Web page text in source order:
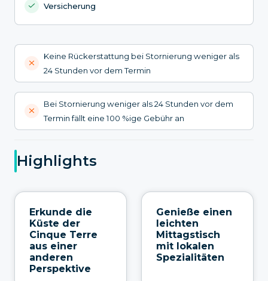
Versicherung
Keine Rückerstattung bei Stornierung weniger als
24 Stunden vor dem Termin
Bei Stornierung weniger als 24 Stunden vor dem
Termin fällt eine 100 %ige Gebühr an
Highlights
Erkunde die
Küste der
Cinque Terre
aus einer
anderen
Perspektive
Genieße einen
leichten
Mittagstisch
mit lokalen
Spezialitäten